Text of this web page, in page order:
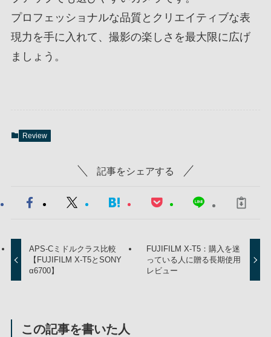
プロフェッショナルな品質とクリエイティブな表
現力を手に入れて、撮影の楽しさを最大限に広げ
ましょう。
Review
記事をシェアする
APS-Cミドルクラス比較
【FUJIFILM X-T5とSONY
α6700】
FUJIFILM X-T5：購入を迷
っている人に贈る長期使用
レビュー
この記事を書いた人